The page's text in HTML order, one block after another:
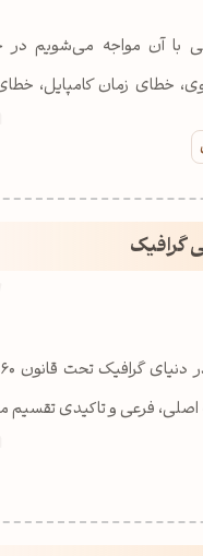
با آن مواجه می‌شویم در
خطای زمان کامپایل، خطای
گرافیک
اصلی، فرعی و تاکیدی